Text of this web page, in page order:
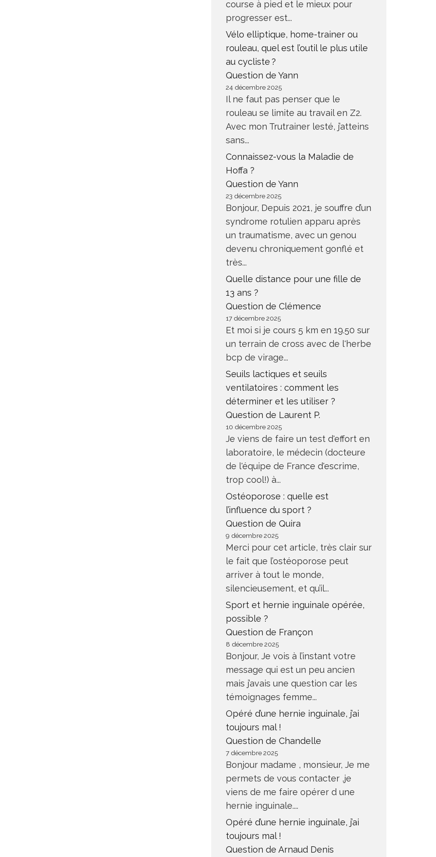
course à pied et le mieux pour
progresser est...
Vélo elliptique, home-trainer ou
rouleau, quel est l’outil le plus utile
au cycliste ?
Question de Yann
24 décembre 2025
Il ne faut pas penser que le
rouleau se limite au travail en Z2.
Avec mon Trutrainer lesté, j’atteins
sans...
Connaissez-vous la Maladie de
Hoffa ?
Question de Yann
23 décembre 2025
Bonjour, Depuis 2021, je souffre d’un
syndrome rotulien apparu après
un traumatisme, avec un genou
devenu chroniquement gonflé et
très...
Quelle distance pour une fille de
13 ans ?
Question de Clémence
17 décembre 2025
Et moi si je cours 5 km en 19.50 sur
un terrain de cross avec de l'herbe
bcp de virage...
Seuils lactiques et seuils
ventilatoires : comment les
déterminer et les utiliser ?
Question de Laurent P.
10 décembre 2025
Je viens de faire un test d'effort en
laboratoire, le médecin (docteure
de l'équipe de France d'escrime,
trop cool!) à...
Ostéoporose : quelle est
l’influence du sport ?
Question de Quira
9 décembre 2025
Merci pour cet article, très clair sur
le fait que l’ostéoporose peut
arriver à tout le monde,
silencieusement, et qu’il...
Sport et hernie inguinale opérée,
possible ?
Question de Françon
8 décembre 2025
Bonjour, Je vois à l’instant votre
message qui est un peu ancien
mais j’avais une question car les
témoignages femme...
Opéré d’une hernie inguinale, j’ai
toujours mal !
Question de Chandelle
7 décembre 2025
Bonjour madame , monsieur, Je me
permets de vous contacter ,je
viens de me faire opérer d une
hernie inguinale....
Opéré d’une hernie inguinale, j’ai
toujours mal !
Question de Arnaud Denis